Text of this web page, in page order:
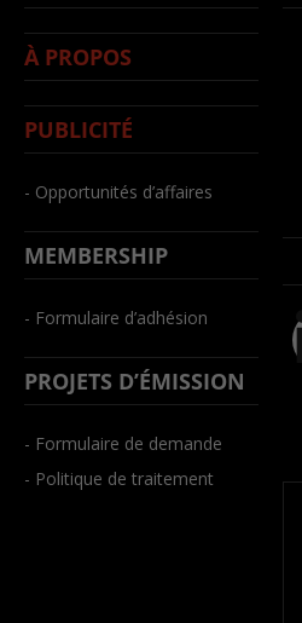
À PROPOS
PUBLICITÉ
- Opportunités d’affaires
MEMBERSHIP
- Formulaire d’adhésion
PROJETS D’ÉMISSION
- Formulaire de demande
- Politique de traitement